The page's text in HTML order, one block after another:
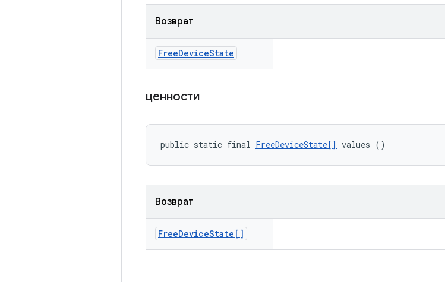
Возврат
FreeDeviceState
ценности
public static final FreeDeviceState[] values ()
Возврат
FreeDeviceState[]